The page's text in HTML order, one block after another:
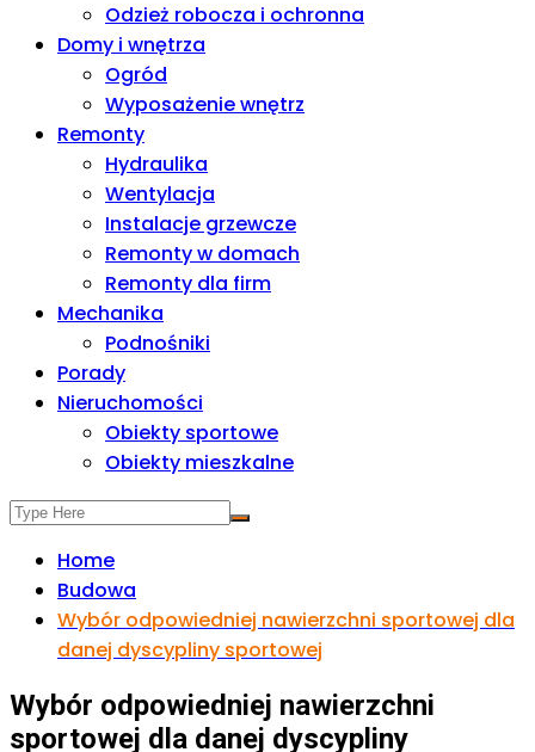
Odzież robocza i ochronna
Domy i wnętrza
Ogród
Wyposażenie wnętrz
Remonty
Hydraulika
Wentylacja
Instalacje grzewcze
Remonty w domach
Remonty dla firm
Mechanika
Podnośniki
Porady
Nieruchomości
Obiekty sportowe
Obiekty mieszkalne
Home
Budowa
Wybór odpowiedniej nawierzchni sportowej dla
danej dyscypliny sportowej
Wybór odpowiedniej nawierzchni
sportowej dla danej dyscypliny